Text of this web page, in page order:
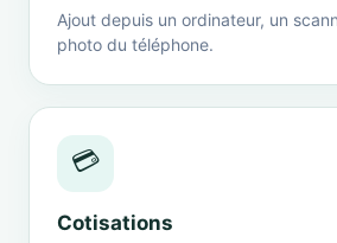
Ajout depuis un ordinateur, un
photo du téléphone.
💳
Cotisations